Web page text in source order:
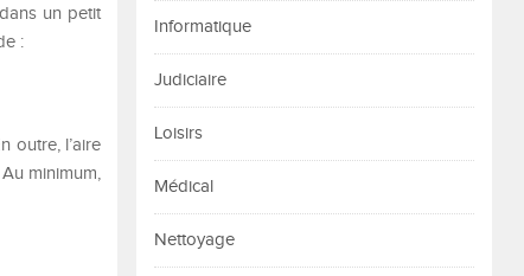
un petit
:
outre, l’aire
minimum,
Informatique
Judiciaire
Loisirs
Médical
Nettoyage